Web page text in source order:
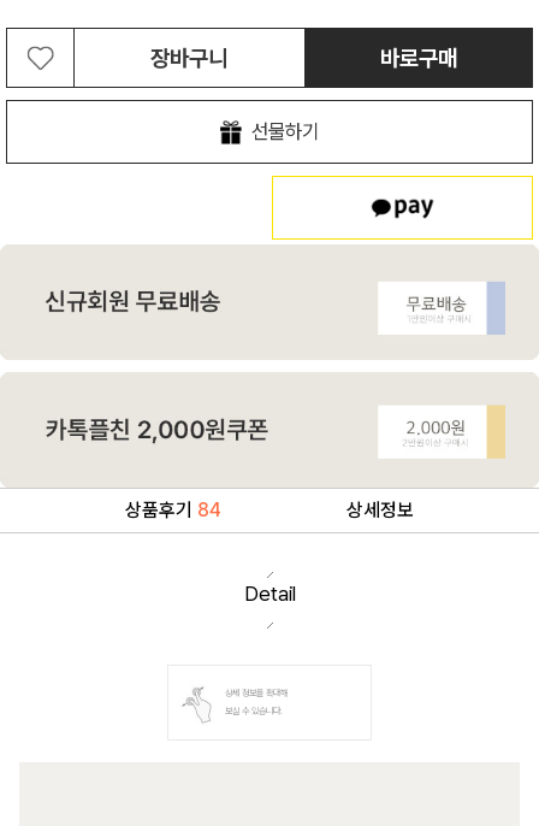
장바구니 바로구매
선물하기
상품후기 84 상세정보
Detail
상세 정보를 확대해
보실 수 있습니다.